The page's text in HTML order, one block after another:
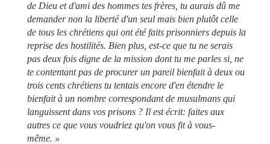
de Dieu et d'ami des hommes tes frères, tu aurais dû me
demander non la liberté d'un seul mais bien plutôt celle
de tous les chrétiens qui ont été faits prisonniers depuis la
reprise des hostilités. Bien plus, est-ce que tu ne serais
pas deux fois digne de la mission dont tu me parles si, ne
te contentant pas de procurer un pareil bienfait à deux ou
trois cents chrétiens tu tentais encore d'en étendre le
bienfait à un nombre correspondant de musulmans qui
languissent dans vos prisons ? Il est écrit: faites aux
autres ce que vous voudriez qu'on vous fit à vous-
même. »